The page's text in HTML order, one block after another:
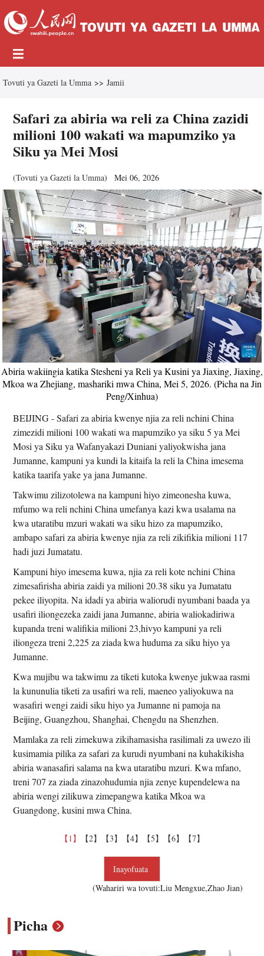
Tovuti ya Gazeti la Umma >> Jamii
Safari za abiria wa reli za China zazidi
milioni 100 wakati wa mapumziko ya
Siku ya Mei Mosi
(Tovuti ya Gazeti la Umma) Mei 06, 2026
Abiria wakiingia katika Stesheni ya Reli ya Kusini ya Jiaxing, Jiaxing,
Mkoa wa Zhejiang, mashariki mwa China, Mei 5, 2026. (Picha na Jin
Peng/Xinhua)
BEIJING - Safari za abiria kwenye njia za reli nchini China
zimezidi milioni 100 wakati wa mapumziko ya siku 5 ya Mei
Mosi ya Siku ya Wafanyakazi Duniani yaliyokwisha jana
Jumanne, kampuni ya kundi la kitaifa la reli la China imesema
katika taarifa yake ya jana Jumanne.
Takwimu zilizotolewa na kampuni hiyo zimeonesha kuwa,
mfumo wa reli nchini China umefanya kazi kwa usalama na
kwa utaratibu mzuri wakati wa siku hizo za mapumziko,
ambapo safari za abiria kwenye njia za reli zikifikia milioni 117
hadi juzi Jumatatu.
Kampuni hiyo imesema kuwa, njia za reli kote nchini China
zimesafirisha abiria zaidi ya milioni 20.38 siku ya Jumatatu
pekee iliyopita. Na idadi ya abiria waliorudi nyumbani baada ya
usafiri iliongezeka zaidi jana Jumanne, abiria waliokadiriwa
kupanda treni walifikia milioni 23,hivyo kampuni ya reli
iliongeza treni 2,225 za ziada kwa huduma za siku hiyo ya
Jumanne.
Kwa mujibu wa takwimu za tiketi kutoka kwenye jukwaa rasmi
la kununulia tiketi za usafiri wa reli, maeneo yaliyokuwa na
wasafiri wengi zaidi siku hiyo ya Jumanne ni pamoja na
Beijing, Guangzhou, Shanghai, Chengdu na Shenzhen.
Mamlaka za reli zimekuwa zikihamasisha rasilimali za uwezo ili
kusimamia pilika za safari za kurudi nyumbani na kuhakikisha
abiria wanasafiri salama na kwa utaratibu mzuri. Kwa mfano,
treni 707 za ziada zinazohudumia njia zenye kupendelewa na
abiria wengi zilikuwa zimepangwa katika Mkoa wa
Guangdong, kusini mwa China.
【1】 【2】 【3】 【4】 【5】 【6】 【7】
Inayofuata
(Wahariri wa tovuti:Liu Mengxue,Zhao Jian)
Picha